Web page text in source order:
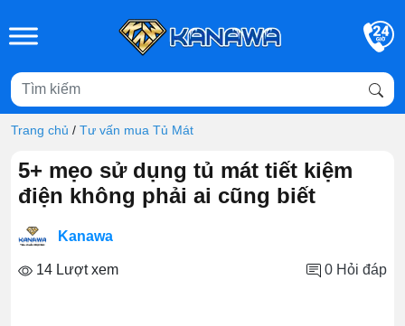
Trang chủ / Tư vấn mua Tủ Mát
5+ mẹo sử dụng tủ mát tiết kiệm
điện không phải ai cũng biết
Kanawa
14 Lượt xem 0 Hỏi đáp